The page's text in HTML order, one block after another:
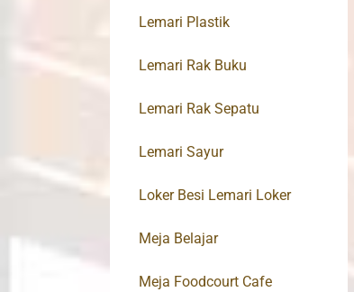
Lemari Plastik
Lemari Rak Buku
Lemari Rak Sepatu
Lemari Sayur
Loker Besi Lemari Loker
Meja Belajar
Meja Foodcourt Cafe